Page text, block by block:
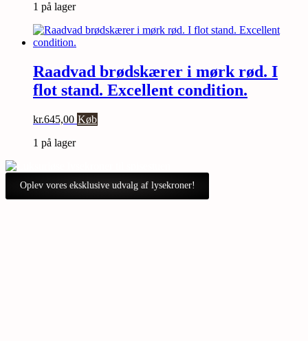
1 på lager
Raadvad brødskærer i mørk rød. I
flot stand. Excellent condition.
kr.645,00 Køb
1 på lager
Oplev vores eksklusive udvalg af lysekroner!